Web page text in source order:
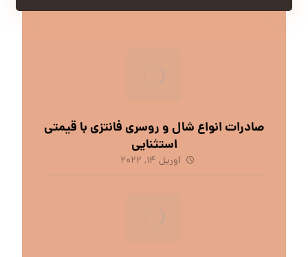
صادرات انواع شال و روسری فانتزی با قیمتی
استثنایی
آوریل 14, 2022